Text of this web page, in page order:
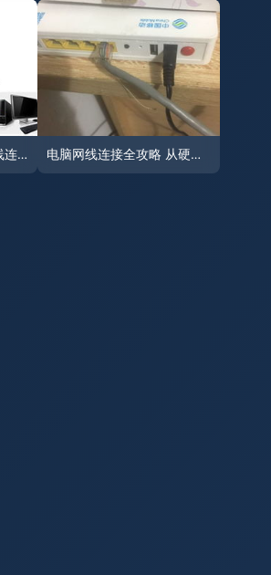
广电互动电视如何将网线连接到电脑 电脑网线连接全攻略 从硬件识别到网络设置